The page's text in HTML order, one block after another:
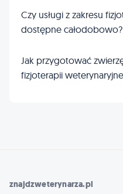
Czy usługi z zakresu
dostępne całodobowo?
Jak przygotować
fizjoterapii
znajdzweterynarza.pl